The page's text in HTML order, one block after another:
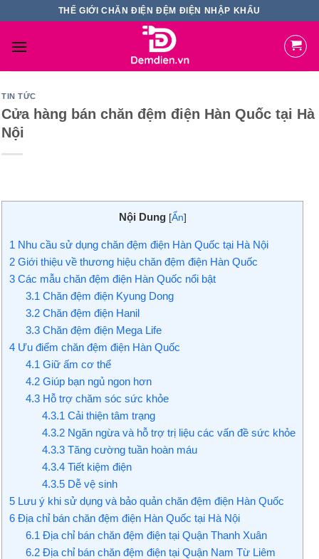
content
THẾ GIỚI CHĂN ĐIỆN ĐỆM ĐIỆN NHẬP KHẨU
TIN TỨC
Cửa hàng bán chăn đệm điện Hàn Quốc tại Hà
Nội
Nội Dung [Ẩn]
1 Nhu cầu sử dụng chăn đệm điện Hàn Quốc tại Hà Nội
2 Giới thiệu về thương hiệu chăn đệm điện Hàn Quốc
3 Các mẫu chăn đệm điện Hàn Quốc nổi bật
3.1 Chăn đệm điện Kyung Dong
3.2Chăn đệm điện Hanil
3.3Chăn đệm điện Mega Life
4 Ưu điểm chăn đệm điện Hàn Quốc
4.1 Giữ ấm cơ thể
4.2Giúp bạn ngủ ngon hơn
4.3Hỗ trợ chăm sóc sức khỏe
4.3.1 Cải thiện tâm trạng
4.3.2Ngăn ngừa và hỗ trợ trị liệu các vấn đề sức khỏe
4.3.3Tăng cường tuần hoàn máu
4.3.4Tiết kiệm điện
4.3.5Dễ vệ sinh
5 Lưu ý khi sử dụng và bảo quản chăn đệm điện Hàn Quốc
6 Địa chỉ bán chăn đệm điện Hàn Quốc tại Hà Nội
6.1 Địa chỉ bán chăn đệm điện tại Quận Thanh Xuân
6.2Địa chỉ bán chăn đệm điện tại Quận Nam Từ Liêm